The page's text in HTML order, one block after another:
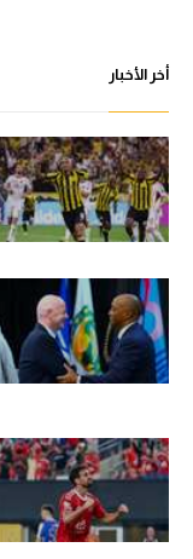
أخر الأخبار